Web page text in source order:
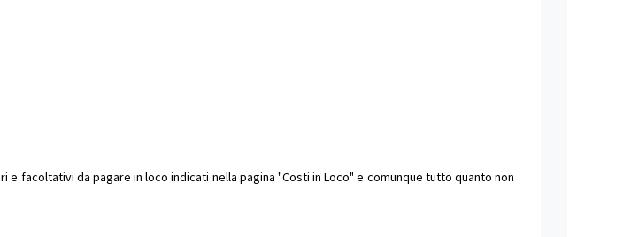
facoltativi da pagare in loco indicati nella pagina "Costi in Loco" e comunque tutto quanto non